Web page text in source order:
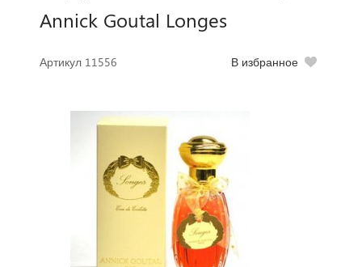
Annick Goutal Longes
Артикул 11556 В избранное